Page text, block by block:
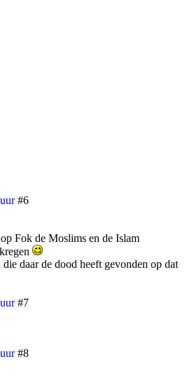
#6
Fok de Moslims en de Islam
daar de dood heeft gevonden op dat
#7
#8